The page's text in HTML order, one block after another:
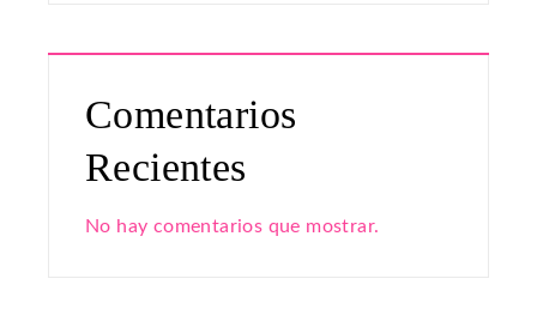
Comentarios
Recientes
No hay comentarios que mostrar.